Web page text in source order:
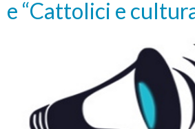
e “Cattolici e